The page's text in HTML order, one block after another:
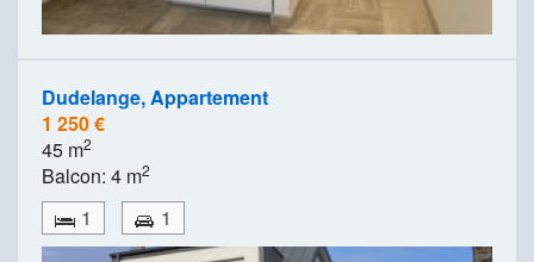
Dudelange, Appartement
1 250 €
45 m2
Balcon: 4 m2
1 1